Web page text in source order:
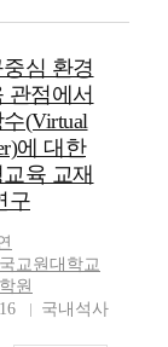
심 환경
관점에서
(Virtual
에 대한
육 교재
구
교원대학교
원
국내석사